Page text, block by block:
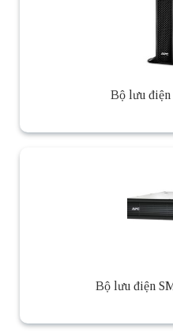
Bộ lưu
Bộ lưu điện